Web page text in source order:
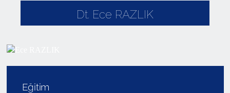
Dt. Ece RAZLIK
Eğitim